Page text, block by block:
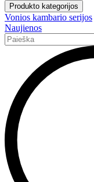
Produkto kategorijos
Vonios kambario serijos
Naujienos